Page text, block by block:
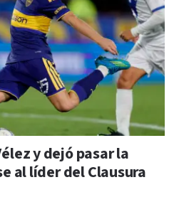
y dejó pasar la
al líder del Clausura